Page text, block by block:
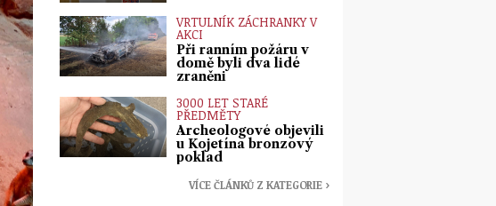
VRTULNÍK ZÁCHRANKY V
AKCI
Při ranním požáru v
domě byli dva lidé
zraněni
3000 LET STARÉ
PŘEDMĚTY
Archeologové objevili
u Kojetína bronzový
poklad
VÍCE ČLÁNKŮ Z KATEGORIE ›